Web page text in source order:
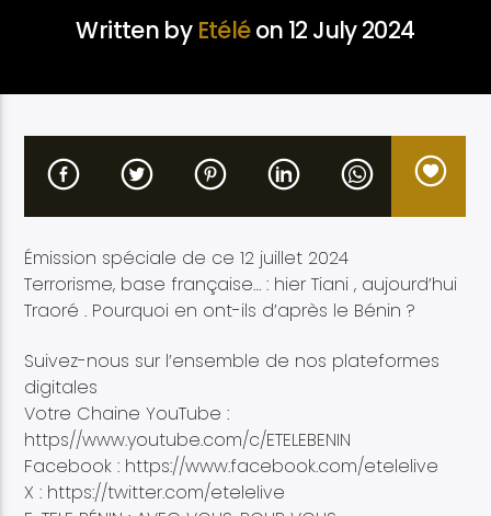
Etele en direct
Written by Etéléon 12 July 2024
Émission spéciale de ce 12 juillet 2024
Terrorisme, base française… : hier Tiani , aujourd’hui
Traoré . Pourquoi en ont-ils d’après le Bénin ?
Suivez-nous sur l’ensemble de nos plateformes
digitales
Votre Chaine YouTube :
https//www.youtube.com/c/ETELEBENIN
Facebook : https://www.facebook.com/etelelive
X : https://twitter.com/etelelive